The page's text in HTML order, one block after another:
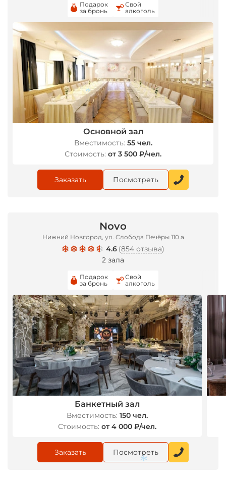
Подарок
за бронь
Свой
алкоголь
Основной зал
Вместимость: 55 чел.
Стоимость: от 3 500 ₽/чел.
Заказать Посмотреть
Novo
Нижний Новгород, ул. Слобода Печёры 110 а
4.6 (854 отзыва)
2 зала
Подарок
за бронь
Свой
алкоголь
Банкетный зал
Вместимость: 150 чел.
Стоимость: от 4 000 ₽/чел.
Заказать Посмотреть
*